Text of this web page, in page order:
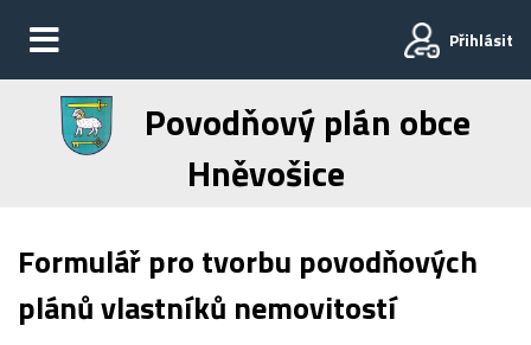
Přihlásit
Povodňový plán obce
Hněvošice
Formulář pro tvorbu povodňových
plánů vlastníků nemovitostí